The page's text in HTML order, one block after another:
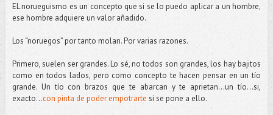
EL norueguismo es un concepto que si se lo puedo aplicar a un hombre,
ese hombre adquiere un valor añadido.
Los “noruegos” por tanto molan. Por varias razones.
Primero, suelen ser grandes. Lo sé, no todos son grandes, los hay bajitos
como en todos lados, pero como concepto te hacen pensar en un tío
grande. Un tío con brazos que te abarcan y te aprietan…un tío...si,
exacto...con pinta de poder empotrarte si se pone a ello.